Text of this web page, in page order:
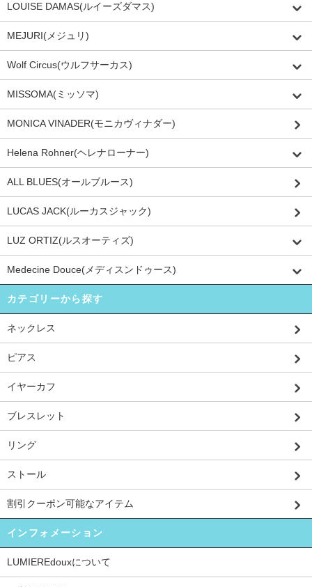
LOUISE DAMAS(ルイーズダマス)
MEJURI(メジュリ)
Wolf Circus(ウルフサーカス)
MISSOMA(ミッソマ)
MONICA VINADER(モニカヴィナダー)
Helena Rohner(ヘレナローナー)
ALL BLUES(オールブルース)
LUCAS JACK(ルーカスジャック)
LUZ ORTIZ(ルスオーティズ)
Medecine Douce(メディスンドゥース)
カテゴリーから探す
ネックレス
ピアス
イヤーカフ
ブレスレット
リング
ストール
割引クーポン可能なアイテム
インフォメーション
LUMIEREdouxについて